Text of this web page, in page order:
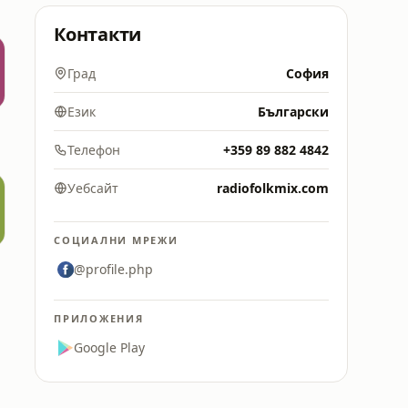
Контакти
Град София
Език Български
Телефон +359 89 882 4842
Уебсайт radiofolkmix.com
СОЦИАЛНИ МРЕЖИ
@profile.php
ПРИЛОЖЕНИЯ
Google Play